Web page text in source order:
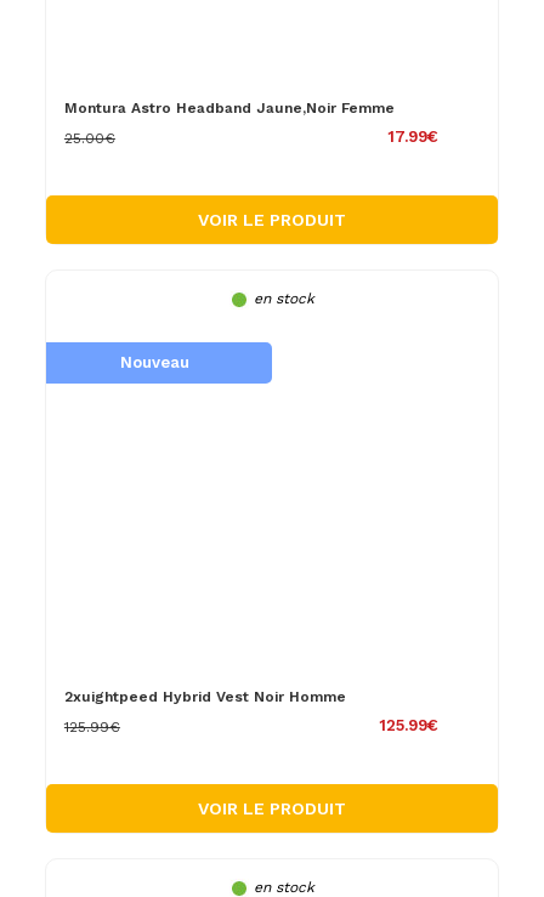
Montura Astro Headband Jaune,Noir Femme
17.99€
25.00€
VOIR LE PRODUIT
en stock
Nouveau
2xuightpeed Hybrid Vest Noir Homme
125.99€
125.99€
VOIR LE PRODUIT
en stock